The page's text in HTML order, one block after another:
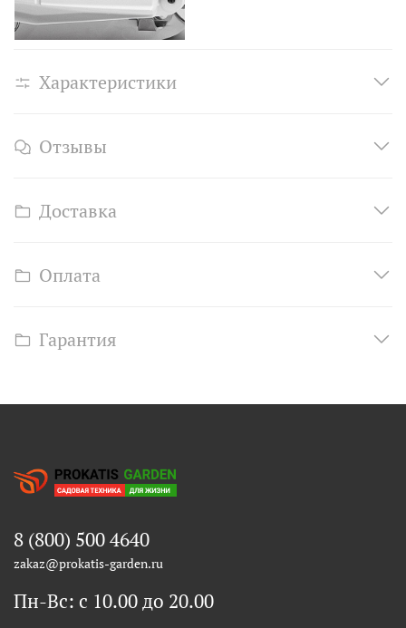
Характеристики
Отзывы
Доставка
Оплата
Гарантия
8 (800) 500 4640
zakaz@prokatis-garden.ru
Пн-Вс: с 10.00 до 20.00